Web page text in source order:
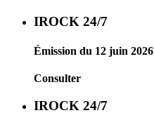
IROCK 24/7
Émission du 12 juin 2026
Consulter
IROCK 24/7